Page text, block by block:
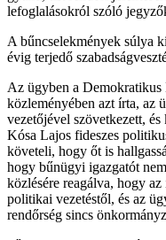
lefoglalásokról szóló
A bűncselekmények súlya
évig terjedő
Az ügyben a
közleményében azt írta, az
vezetőjével szövetkezett,
Kósa Lajos fideszes
követeli, hogy őt is
hogy bűnügyi igazgatót
közlésére reagálva, hogy
politikai vezetéstől, és az
rendőrség sincs